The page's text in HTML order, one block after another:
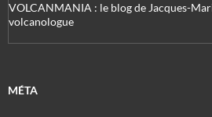
VOLCANMANIA : le blog de Jacques-
volcanologue
MÉTA